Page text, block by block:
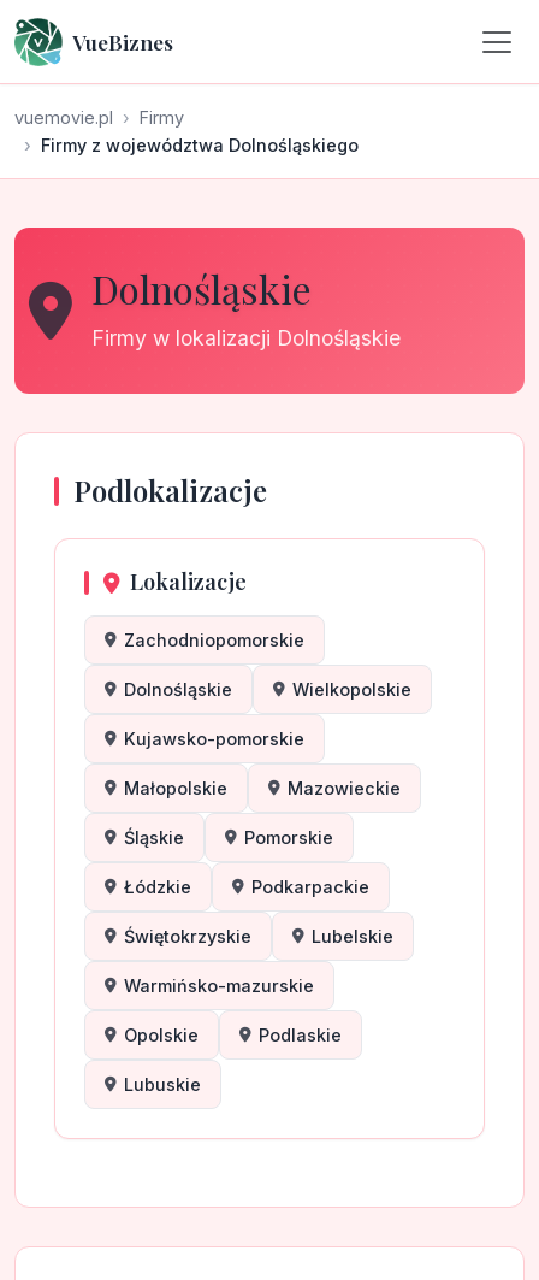
VueBiznes
vuemovie.pl
Firmy
Firmy z województwa Dolnośląskiego
Dolnośląskie
Firmy w lokalizacji Dolnośląskie
Podlokalizacje
Lokalizacje
Zachodniopomorskie
Dolnośląskie Wielkopolskie
Kujawsko-pomorskie
Małopolskie Mazowieckie
Śląskie Pomorskie
Łódzkie Podkarpackie
Świętokrzyskie Lubelskie
Warmińsko-mazurskie
Opolskie Podlaskie
Lubuskie